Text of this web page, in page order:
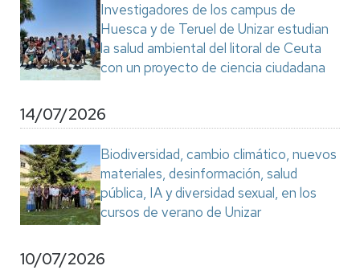
Investigadores de los campus de
Huesca y de Teruel de Unizar estudian
la salud ambiental del litoral de Ceuta
con un proyecto de ciencia ciudadana
14/07/2026
Biodiversidad, cambio climático, nuevos
materiales, desinformación, salud
pública, IA y diversidad sexual, en los
cursos de verano de Unizar
10/07/2026